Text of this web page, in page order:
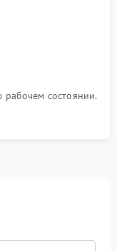
рабочем состоянии.